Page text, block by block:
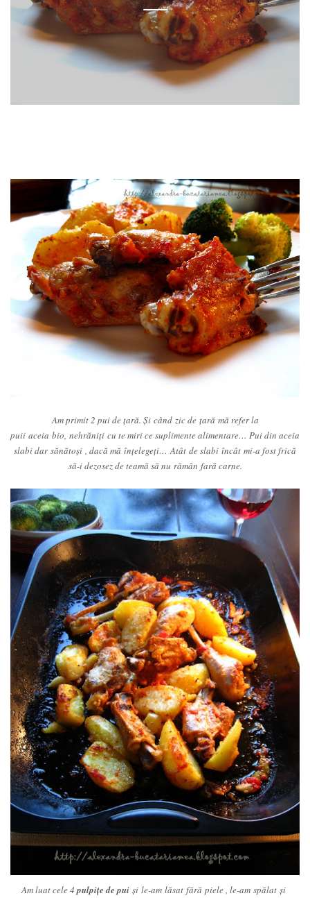
Am primit 2 pui de ţară. Şi când zic de ţară mă refer la
puii aceia bio, nehrăniţi cu te miri ce suplimente alimentare… Pui din aceia
slabi dar sănătoşi , dacă mă înţelegeţi… Atât de slabi încât mi-a fost frică
să-i dezosez de teamă să nu rămân fară carne.
Am luat cele 4pulpiţe de pui şi le-am lăsat fără piele , le-am spălat şi